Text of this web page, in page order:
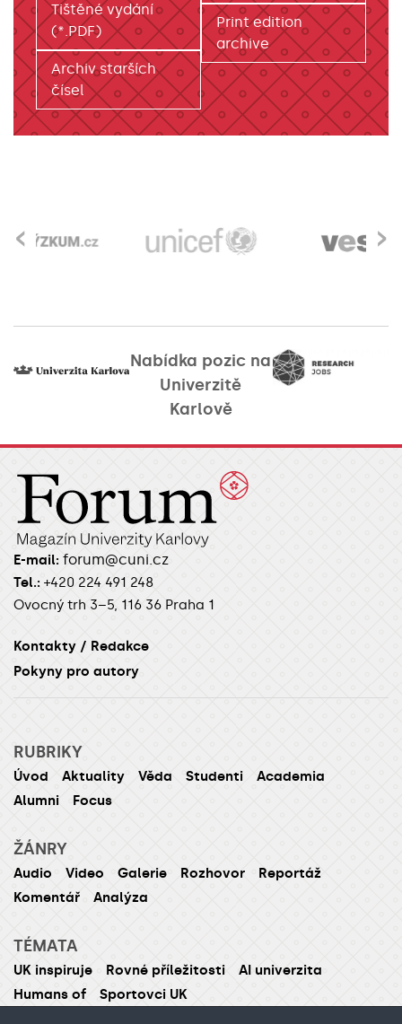
Tištěné vydání
(*.PDF)
Archiv starších
čísel
Print edition
archive
›
‹
Nabídka pozic na
Univerzitě
Karlově
E-mail: forum@cuni.cz
Tel.: +420 224 491 248
Ovocný trh 3–5, 116 36 Praha 1
Kontakty / Redakce
Pokyny pro autory
RUBRIKY
Úvod Aktuality Věda Studenti
Academia
Alumni
Focus
ŽÁNRY
Audio Video Galerie Rozhovor
Reportáž
Komentář
Analýza
TÉMATA
UK inspiruje Rovné příležitosti
AI univerzita
Humans of
Sportovci UK